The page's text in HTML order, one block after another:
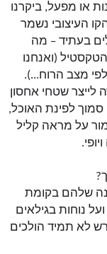
או מפעל, ביקרנו
העיצובי נשמר
בעתיד – מה
(ואנחנו
מצב הרוח...).
לייצר שטחי אחסון
לפינת האוכל,
על מראה קליל
שלהם בקומת
נוחות בגילאים
לא תמיד הולכים